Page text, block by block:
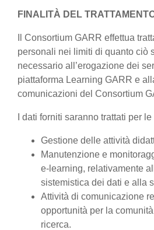
FINALITÀ DEL
Il Consortium GARR effettua
personali nei limiti di quanto ciò
necessario all’erogazione dei
piattaforma Learning GARR e
comunicazioni del Consortium
I dati forniti saranno trattati per
Gestione delle attività
Manutenzione e
e-learning, relativamente
sistemistica dei dati e alla
Attività di comunicazione
opportunità per la
ricerca.